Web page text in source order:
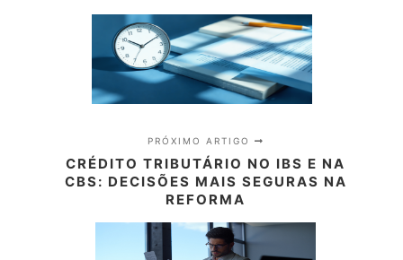
PRÓXIMO ARTIGO
CRÉDITO TRIBUTÁRIO NO IBS E NA
CBS: DECISÕES MAIS SEGURAS NA
REFORMA